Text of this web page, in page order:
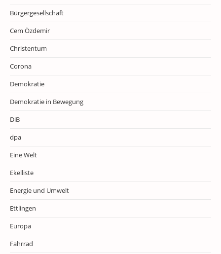
Bürgergesellschaft
Cem Özdemir
Christentum
Corona
Demokratie
Demokratie in Bewegung
DiB
dpa
Eine Welt
Ekelliste
Energie und Umwelt
Ettlingen
Europa
Fahrrad